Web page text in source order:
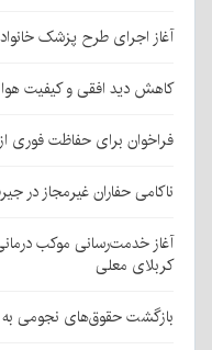
آغاز اجرای طرح پزشک
کاهش دید افقی و کیفیت هوا
فراخوان برای حفاظت فوری
ناکامی حفاران غیرمجاز در
آغاز خدمت‌رسانی موکب
کربلای معلی
بازگشت حقوق‌های نجومی به